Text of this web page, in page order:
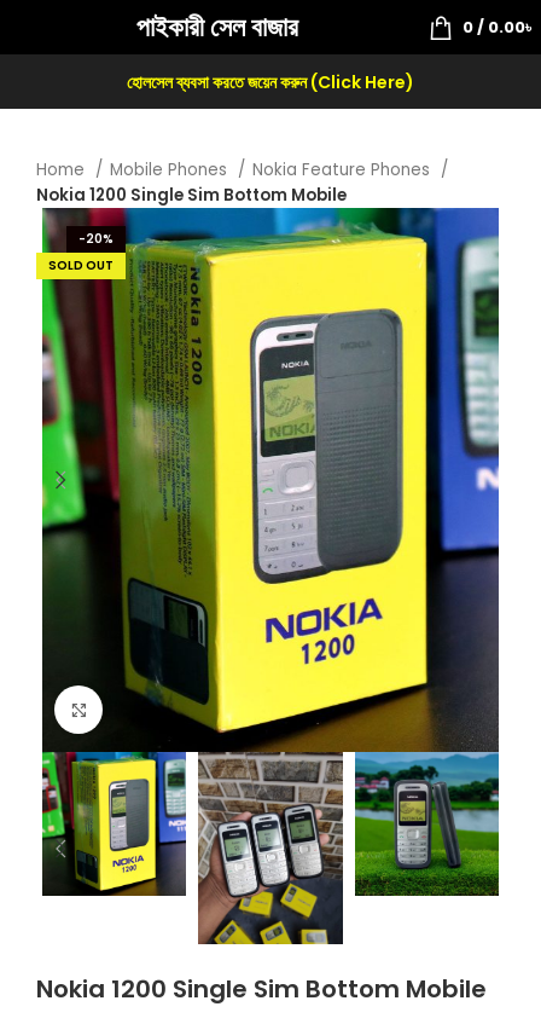
পাইকারী সেল বাজার 0/ 0.00৳
হোলসেল ব্যবসা করতে জয়েন করুন (Click Here)
Home Mobile Phones
Nokia Feature Phones
Nokia 1200 Single Sim Bottom Mobile
-20%
SOLD OUT
Click to enlarge
Nokia 1200 Single Sim Bottom Mobile